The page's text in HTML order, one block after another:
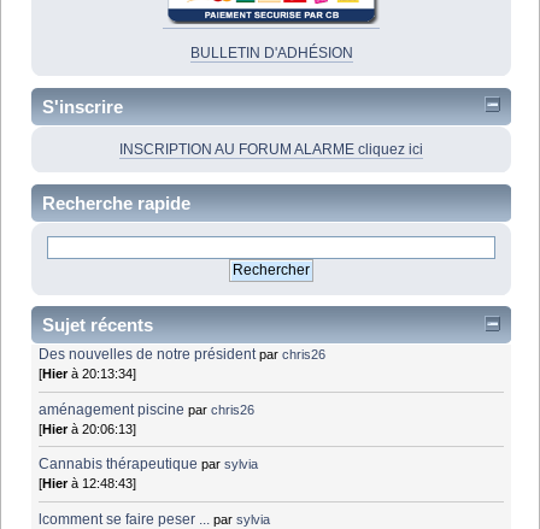
BULLETIN D'ADHÉSION
S'inscrire
INSCRIPTION AU FORUM ALARME cliquez ici
Recherche rapide
Sujet récents
Des nouvelles de notre président parchris26
[Hierà 20:13:34]
aménagement piscine parchris26
[Hierà 20:06:13]
Cannabis thérapeutique parsylvia
[Hierà 12:48:43]
lcomment se faire peser ... parsylvia